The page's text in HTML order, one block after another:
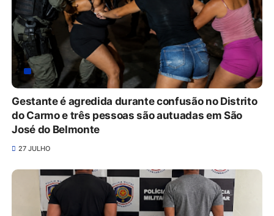
Gestante é agredida durante confusão no Distrito
do Carmo e três pessoas são autuadas em São
José do Belmonte
27 JULHO